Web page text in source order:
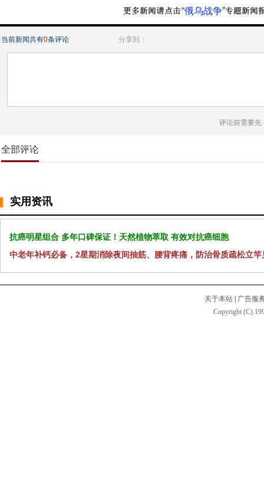
“俄乌战争”
当前新闻共有0条评论 分享到：
评论前需要先
全部评论
实用资讯
抗癌明星组合 多年口碑保证！天然植物萃取 有效对抗癌细胞
中老年补钙必备，2星期消除夜间抽筋、腰背疼痛，防治骨质疏松立竿
关于本站
广告服
Copyright (C)